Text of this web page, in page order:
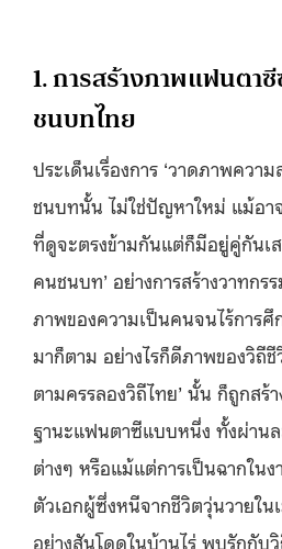
1. การสร้างภาพแฟนตา
ชนบทไทย
ประเด็นเรื่องการ ‘วาดภาพควา
ชนบทนั้น ไม่ใช่ปัญหาใหม่ แม้อา
ที่ดูจะตรงข้ามกันแต่ก็มีอยู่คู่กันเ
คนชนบท’ อย่างการสร้างวาทกร
ภาพของความเป็นคนจนไร้การ
มาก็ตาม อย่างไรก็ดีภาพของวิถี
ตามครรลองวิถีไทย’ นั้น ก็ถูกสร้
ฐานะแฟนตาซีแบบหนึ่ง ทั้งผ่าน
ต่างๆ หรือแม้แต่การเป็นฉากใน
ตัวเอกผู้ซึ่งหนีจากชีวิตวุ่นวายใน
อย่างสันโดดในบ้านไร่ พบรักกั